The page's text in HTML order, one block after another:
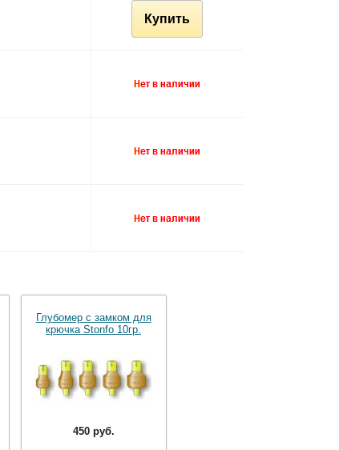
Купить
Глубомер с замком для
крючка Stonfo 10гр.
450 руб.